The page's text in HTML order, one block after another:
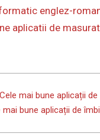
englez-
aplicatii de
Cele mai bune aplicații
mai bune aplicații de